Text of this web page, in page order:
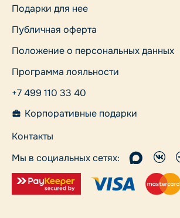
Подарки для нее
Публичная оферта
Положение о персональных данных
Программа лояльности
+7 499 110 33 40
Корпоративные подарки
Контакты
Мы в социальных сетях: